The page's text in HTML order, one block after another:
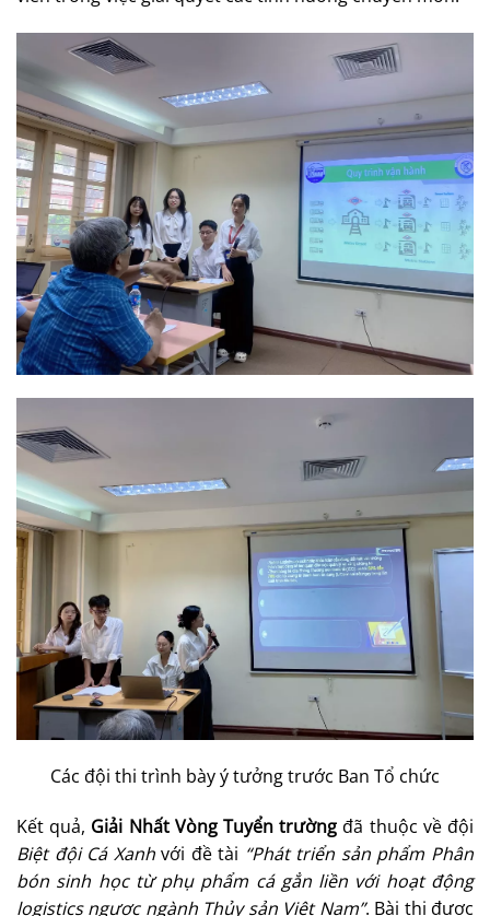
Các đội thi trình bày ý tưởng trước Ban Tổ chức
Kết quả, Giải Nhất Vòng Tuyển trường đã thuộc về đội
Biệt đội Cá Xanhvới đề tài “Phát triển sản phẩm Phân
bón sinh học từ phụ phẩm cá gẳn liền với hoạt động
logistics ngược ngành Thủy sản Việt Nam”. Bài thi được